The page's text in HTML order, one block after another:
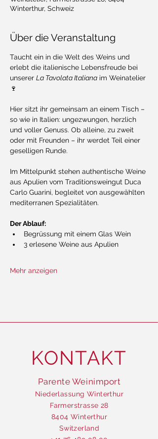
Winterthur, Schweiz
Über die Veranstaltung
Taucht ein in die Welt des Weins und
erlebt die italienische Lebensfreude bei
unserer La Tavolata Italiana im Weinatelier
🍷
Hier sitzt ihr gemeinsam an einem Tisch –
so wie in Italien: ungezwungen, herzlich
und voller Genuss. Ob alleine, zu zweit
oder mit Freunden – ihr werdet Teil einer
geselligen Runde.
Im Mittelpunkt stehen authentische Weine
aus Apulien vom Traditionsweingut Duca
Carlo Guarini, begleitet von ausgewählten
mediterranen Spezialitäten.
Der Ablauf:
Begrüssung mit einem Glas Wein
3 erlesene Weine aus Apulien
Mehr anzeigen
KONTAKT
Parente Weinimport
Niederlassung Winterthur
Farmerstrasse 28
8404 Winterthur
Switzerland